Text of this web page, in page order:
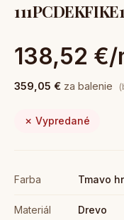
138,52 €/
359,05 € za balenie
✗ Vypredané
Farba Tmavo
Materiál Drevo